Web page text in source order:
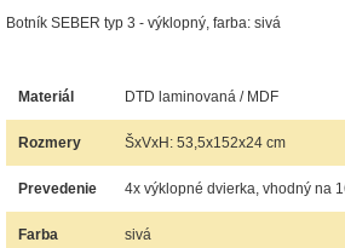
Botník SEBER typ 3 - výklopný, farba: sivá
Materiál DTD laminovaná / MDF
Rozmery ŠxVxH: 53,5x152x24 cm
Prevedenie 4x výklopné dvierka, vhodný na
Farba sivá